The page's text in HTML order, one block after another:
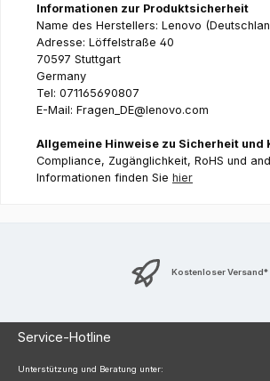
Informationen zur Produktsicherheit
Name des Herstellers: Lenovo
Adresse: Löffelstraße 40
70597 Stuttgart
Germany
Tel: 071165690807
E-Mail: Fragen_DE@lenovo.com
Allgemeine Hinweise zu Sicherheit und
Compliance, Zugänglichkeit, RoHS und
Informationen finden Sie hier
Kostenloser Versand*
Service-Hotline
Unterstützung und Beratung unter: